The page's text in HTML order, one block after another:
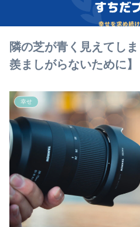
隣の芝が青く見えてし
羨ましがらないために】
幸せ